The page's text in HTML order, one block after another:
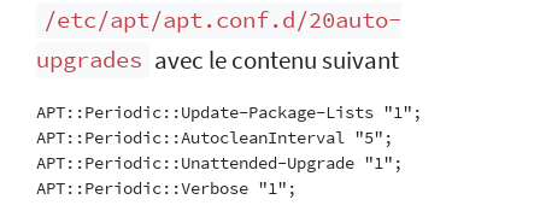
/etc/apt/apt.conf.d/20auto-
upgrades avec le contenu suivant
APT::Periodic::Update-Package-Lists "1";
APT::Periodic::AutocleanInterval "5";
APT::Periodic::Unattended-Upgrade "1";